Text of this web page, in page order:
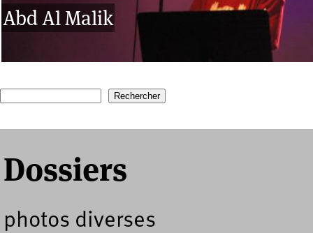
Abd Al Malik
3
Formulaire de recherche
Dossiers
photos diverses